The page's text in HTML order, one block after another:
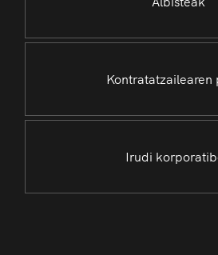
Kontratatzailearen
Irudi